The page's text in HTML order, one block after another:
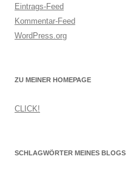
Eintrags-Feed
Kommentar-Feed
WordPress.org
ZU MEINER HOMEPAGE
CLICK!
SCHLAGWÖRTER MEINES BLOGS